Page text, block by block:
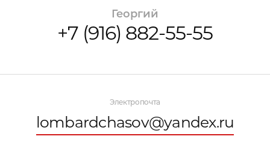
Георгий
+7 (916) 882-55-55
Электропочта
lombardchasov@yandex.ru